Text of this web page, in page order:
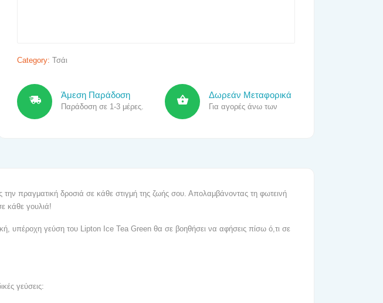
Category: Τσάι
Άμεση Παράδοση
Παράδοση σε 1-3 μέρες.
Δωρεάν Μεταφορικά
Για αγορές άνω των
πραγματική δροσιά σε κάθε στιγμή της ζωής σου. Απολαμβάνοντας τη φωτεινή
κάθε γουλιά!
υπέροχη γεύση του Lipton Ice Tea Green θα σε βοηθήσει να αφήσεις πίσω ό,τι σε
γεύσεις: